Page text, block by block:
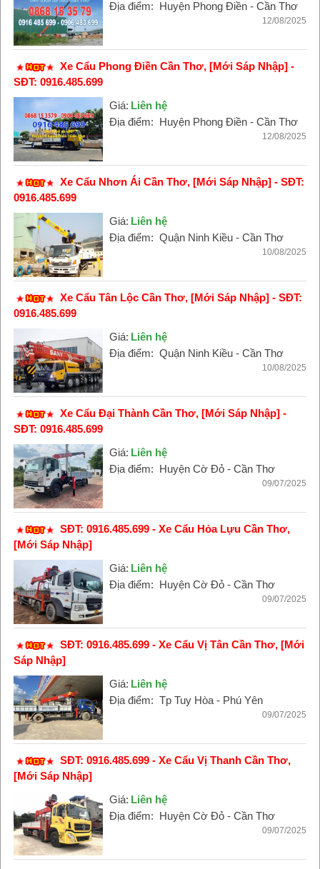
Địa điểm: Huyện Phong Điền - Cần Thơ
12/08/2025
Xe Cẩu Phong Điền Cần Thơ, [Mới Sáp Nhập] -
SĐT: 0916.485.699
Giá: Liên hệ
Địa điểm: Huyện Phong Điền - Cần Thơ
12/08/2025
Xe Cẩu Nhơn Ái Cần Thơ, [Mới Sáp Nhập] - SĐT:
0916.485.699
Giá: Liên hệ
Địa điểm: Quận Ninh Kiều - Cần Thơ
10/08/2025
Xe Cẩu Tân Lộc Cần Thơ, [Mới Sáp Nhập] - SĐT:
0916.485.699
Giá: Liên hệ
Địa điểm: Quận Ninh Kiều - Cần Thơ
10/08/2025
Xe Cẩu Đại Thành Cần Thơ, [Mới Sáp Nhập] -
SĐT: 0916.485.699
Giá: Liên hệ
Địa điểm: Huyện Cờ Đỏ - Cần Thơ
09/07/2025
SĐT: 0916.485.699 - Xe Cẩu Hỏa Lựu Cần Thơ,
[Mới Sáp Nhập]
Giá: Liên hệ
Địa điểm: Huyện Cờ Đỏ - Cần Thơ
09/07/2025
SĐT: 0916.485.699 - Xe Cẩu Vị Tân Cần Thơ, [Mới
Sáp Nhập]
Giá: Liên hệ
Địa điểm: Tp Tuy Hòa - Phú Yên
09/07/2025
SĐT: 0916.485.699 - Xe Cẩu Vị Thanh Cần Thơ,
[Mới Sáp Nhập]
Giá: Liên hệ
Địa điểm: Huyện Cờ Đỏ - Cần Thơ
09/07/2025